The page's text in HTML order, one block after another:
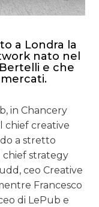
a Londra la
nato nel
e che
in Chancery
chief creative
a stretto
chief strategy
ceo Creative
Francesco
di LePub e